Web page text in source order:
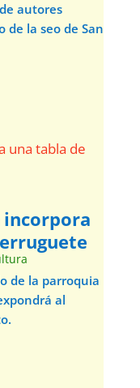
autores
de la seo de San
incorpora
de la parroquia
al